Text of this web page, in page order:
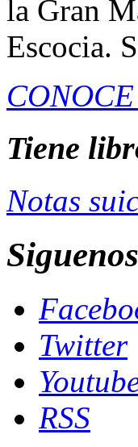
la Gran
Escocia.
Tiene
Notas
Siguenos
Twitter
RSS